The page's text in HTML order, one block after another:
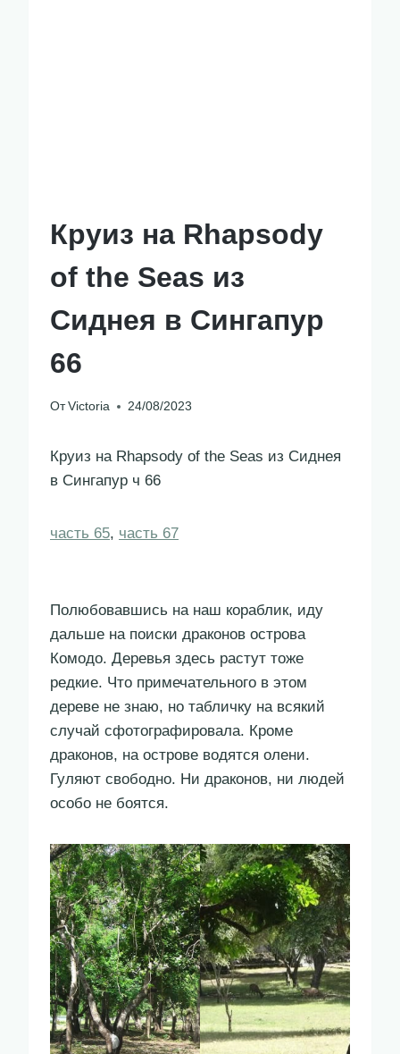
Круиз на Rhapsody
of the Seas из
Сиднея в Сингапур
66
От Victoria 24/08/2023
Круиз на Rhapsody of the Seas из Сиднея
в Сингапур ч 66
часть 65, часть 67
Полюбовавшись на наш кораблик, иду
дальше на поиски драконов острова
Комодо. Деревья здесь растут тоже
редкие. Что примечательного в этом
дереве не знаю, но табличку на всякий
случай сфотографировала. Кроме
драконов, на острове водятся олени.
Гуляют свободно. Ни драконов, ни людей
особо не боятся.